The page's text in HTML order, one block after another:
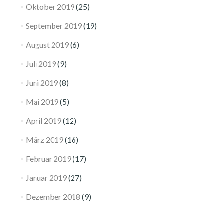
Oktober 2019(25)
September 2019(19)
August 2019(6)
Juli 2019(9)
Juni 2019(8)
Mai 2019(5)
April 2019(12)
März 2019(16)
Februar 2019(17)
Januar 2019(27)
Dezember 2018 (9)